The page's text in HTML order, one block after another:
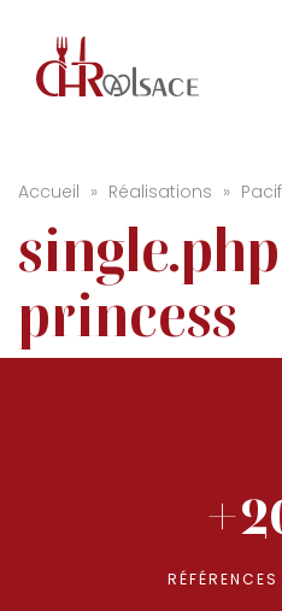
Accueil » Réalisations »
princess